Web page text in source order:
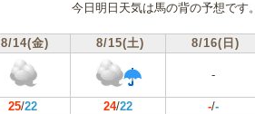
今日明日天気は馬の背の予想です。
8/14(金) 8/15(土) 8/16(日)
-
25/22 24/22 -/-